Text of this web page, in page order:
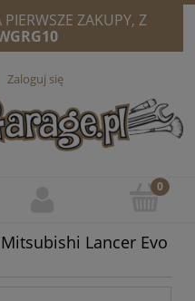
PIERWSZE ZAKUPY, Z
Zaloguj się
Lancer Evo